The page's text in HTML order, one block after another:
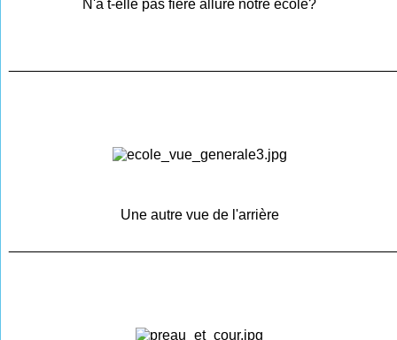
N'a t-elle pas fière allure notre école?
Une autre vue de l'arrière